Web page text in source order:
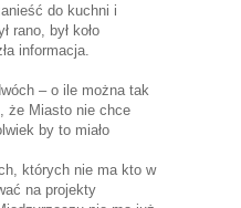
do kuchni i
rano, był koło
informacja.
– o ile można tak
że Miasto nie chce
by to miało
których nie ma kto w
na projekty